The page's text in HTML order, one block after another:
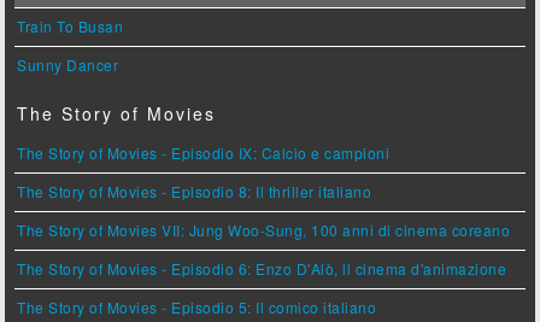
Train To Busan
Sunny Dancer
The Story of Movies
The Story of Movies - Episodio IX: Calcio e campioni
The Story of Movies - Episodio 8: Il thriller italiano
The Story of Movies VII: Jung Woo-Sung, 100 anni di cinema coreano
The Story of Movies - Episodio 6: Enzo D'Alò, il cinema d'animazione
The Story of Movies - Episodio 5: Il comico italiano